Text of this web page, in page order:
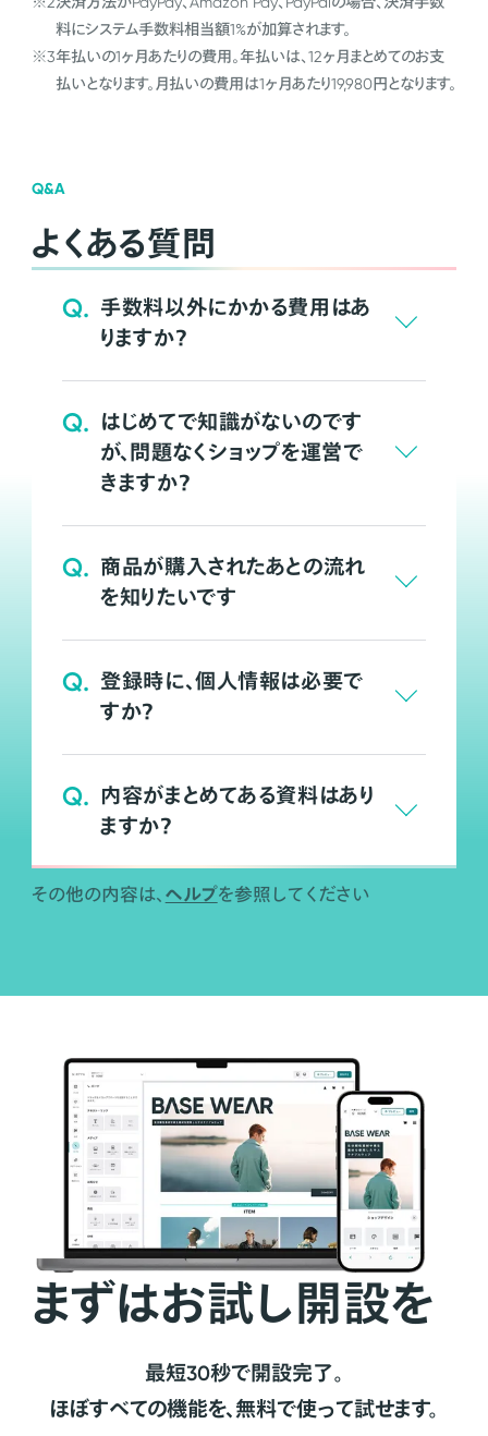
料にシステム手数料相当額1%が加算されます。
※3年払いの1ヶ月あたりの費用。年払いは、12ヶ月まとめてのお支
払いとなります。月払いの費用は1ヶ月あたり19,980円となります。
Q&A
よくある質問
Q. 手数料以外にかかる費用はあ
りますか？
Q. はじめてで知識がないのです
が、問題なくショップを運営で
きますか？
Q. 商品が購入されたあとの流れ
を知りたいです
Q. 登録時に、個人情報は必要で
すか？
Q. 内容がまとめてある資料はあり
ますか？
その他の内容は、 ヘルプを参照してください
まずはお試し開設を
最短30秒で開設完了。
ほぼすべての機能を、無料で使って試せます。